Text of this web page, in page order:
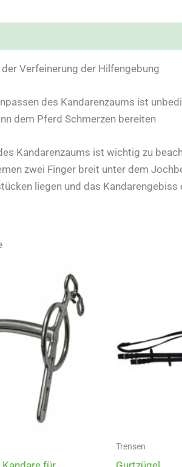
Verfeinerung der Hilfengebung
des Kandarenzaums ist
dem Pferd Schmerzen bereiten
Kandarenzaums ist wichtig zu
zwei Finger breit unter dem
liegen und das
Trensen